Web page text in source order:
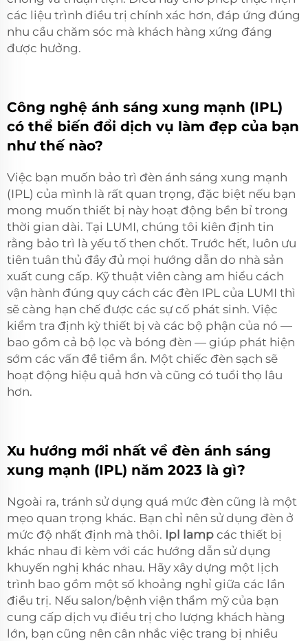
các liệu trình điều trị chính xác hơn, đáp ứng đúng
nhu cầu chăm sóc mà khách hàng xứng đáng
được hưởng.
Công nghệ ánh sáng xung mạnh (IPL)
có thể biến đổi dịch vụ làm đẹp của bạn
như thế nào?
Việc bạn muốn bảo trì đèn ánh sáng xung mạnh
(IPL) của mình là rất quan trọng, đặc biệt nếu bạn
mong muốn thiết bị này hoạt động bền bỉ trong
thời gian dài. Tại LUMI, chúng tôi kiên định tin
rằng bảo trì là yếu tố then chốt. Trước hết, luôn ưu
tiên tuân thủ đầy đủ mọi hướng dẫn do nhà sản
xuất cung cấp. Kỹ thuật viên càng am hiểu cách
vận hành đúng quy cách các đèn IPL của LUMI thì
sẽ càng hạn chế được các sự cố phát sinh. Việc
kiểm tra định kỳ thiết bị và các bộ phận của nó —
bao gồm cả bộ lọc và bóng đèn — giúp phát hiện
sớm các vấn đề tiềm ẩn. Một chiếc đèn sạch sẽ
hoạt động hiệu quả hơn và cũng có tuổi thọ lâu
hơn.
Xu hướng mới nhất về đèn ánh sáng
xung mạnh (IPL) năm 2023 là gì?
Ngoài ra, tránh sử dụng quá mức đèn cũng là một
mẹo quan trọng khác. Bạn chỉ nên sử dụng đèn ở
mức độ nhất định mà thôi. Ipl lamp các thiết bị
khác nhau đi kèm với các hướng dẫn sử dụng
khuyến nghị khác nhau. Hãy xây dựng một lịch
trình bao gồm một số khoảng nghỉ giữa các lần
điều trị. Nếu salon/bệnh viện thẩm mỹ của bạn
cung cấp dịch vụ điều trị cho lượng khách hàng
lớn, bạn cũng nên cân nhắc việc trang bị nhiều